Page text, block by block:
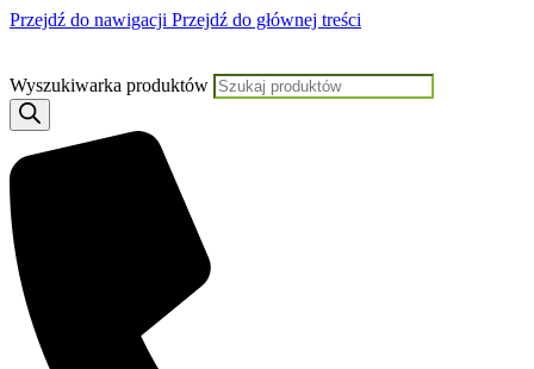
Przejdź do nawigacji Przejdź do głównej treści
Wyszukiwarka produktów